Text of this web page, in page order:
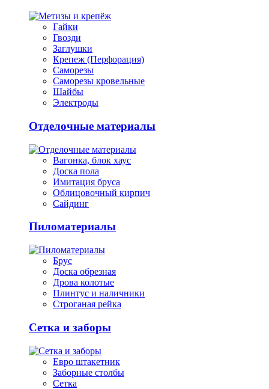
Гайки
Гвозди
Заглушки
Крепеж (Перфорация)
Саморезы
Саморезы кровельные
Шайбы
Электроды
Отделочные материалы
Вагонка, блок хаус
Доска пола
Имитация бруса
Облицовочный кирпич
Сайдинг
Пиломатериалы
Брус
Доска обрезная
Дрова колотые
Плинтус и наличники
Строганая рейка
Сетка и заборы
Евро штакетник
Заборные столбы
Сетка